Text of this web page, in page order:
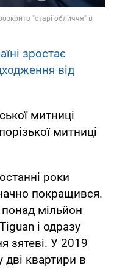
зростає
від
митниці
митниці
роки
покращився.
мільйон
і одразу
зятеві. У 2019
дві квартири в